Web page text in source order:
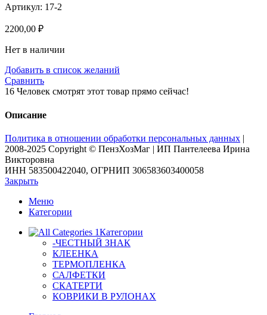
Артикул: 17-2
2200,00 ₽
Нет в наличии
Добавить в список желаний
Сравнить
16 Человек смотрят этот товар прямо сейчас!
Описание
Политика в отношении обработки персональных данных |
2008-2025 Copyright © ПензХозМаг | ИП Пантелеева Ирина
Викторовна
ИНН 583500422040, ОГРНИП 306583603400058
Закрыть
Меню
Категории
Категории
-ЧЕСТНЫЙ ЗНАК
КЛЕЕНКА
ТЕРМОПЛЕНКА
САЛФЕТКИ
СКАТЕРТИ
КОВРИКИ В РУЛОНАХ